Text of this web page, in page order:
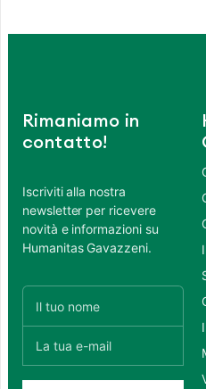
Rimaniamo in
contatto!
Iscriviti alla nostra
newsletter per ricevere
novità e informazioni su
Humanitas Gavazzeni.